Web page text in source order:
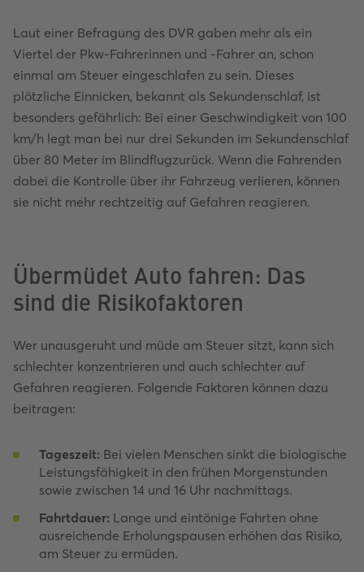
Laut einer Befragung des DVR gaben mehr als ein
Viertel der Pkw-Fahrerinnen und -Fahrer an, schon
einmal am Steuer eingeschlafen zu sein. Dieses
plötzliche Einnicken, bekannt als Sekundenschlaf, ist
besonders gefährlich: Bei einer Geschwindigkeit von 100
km/h legt man bei nur drei Sekunden im Sekundenschlaf
über 80 Meter im Blindflugzurück. Wenn die Fahrenden
dabei die Kontrolle über ihr Fahrzeug verlieren, können
sie nicht mehr rechtzeitig auf Gefahren reagieren.
Übermüdet Auto fahren: Das
sind die Risikofaktoren
Wer unausgeruht und müde am Steuer sitzt, kann sich
schlechter konzentrieren und auch schlechter auf
Gefahren reagieren. Folgende Faktoren können dazu
beitragen:
Tageszeit: Bei vielen Menschen sinkt die biologische
Leistungsfähigkeit in den frühen Morgenstunden
sowie zwischen 14 und 16 Uhr nachmittags.
Fahrtdauer: Lange und eintönige Fahrten ohne
ausreichende Erholungspausen erhöhen das Risiko,
am Steuer zu ermüden.